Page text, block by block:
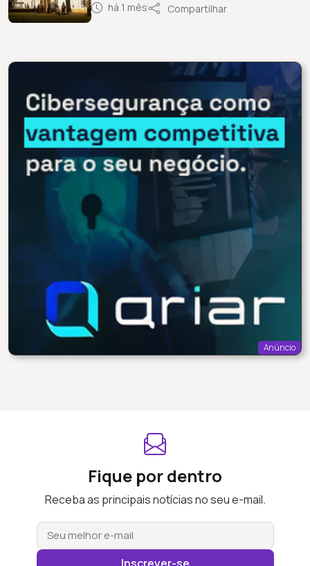
Anúncio
há 1 mês Compartilhar
Fique por dentro
Receba as principais notícias no seu e-mail.